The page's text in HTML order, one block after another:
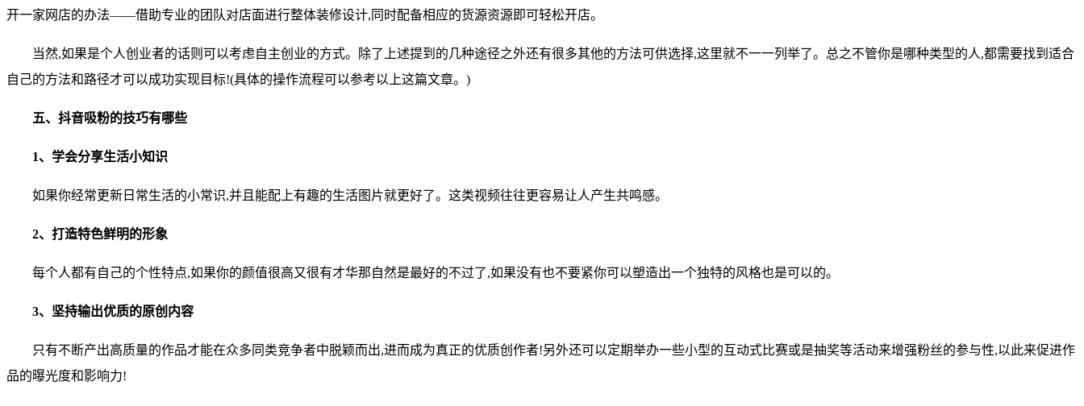
开一家网店的办法——借助专业的团队对店面进行整体装修设计,同时配备相应的货源资源即可轻松开店。
当然,如果是个人创业者的话则可以考虑自主创业的方式。除了上述提到的几种途径之外还有很多其他的方法可供选择,这里就不一一列举了。总之不管你是哪种类型的人,都需要找到适合
自己的方法和路径才可以成功实现目标!(具体的操作流程可以参考以上这篇文章。)
五、抖音吸粉的技巧有哪些
1、学会分享生活小知识
如果你经常更新日常生活的小常识,并且能配上有趣的生活图片就更好了。这类视频往往更容易让人产生共鸣感。
2、打造特色鲜明的形象
每个人都有自己的个性特点,如果你的颜值很高又很有才华那自然是最好的不过了,如果没有也不要紧你可以塑造出一个独特的风格也是可以的。
3、坚持输出优质的原创内容
只有不断产出高质量的作品才能在众多同类竞争者中脱颖而出,进而成为真正的优质创作者!另外还可以定期举办一些小型的互动式比赛或是抽奖等活动来增强粉丝的参与性,以此来促进作
品的曝光度和影响力!